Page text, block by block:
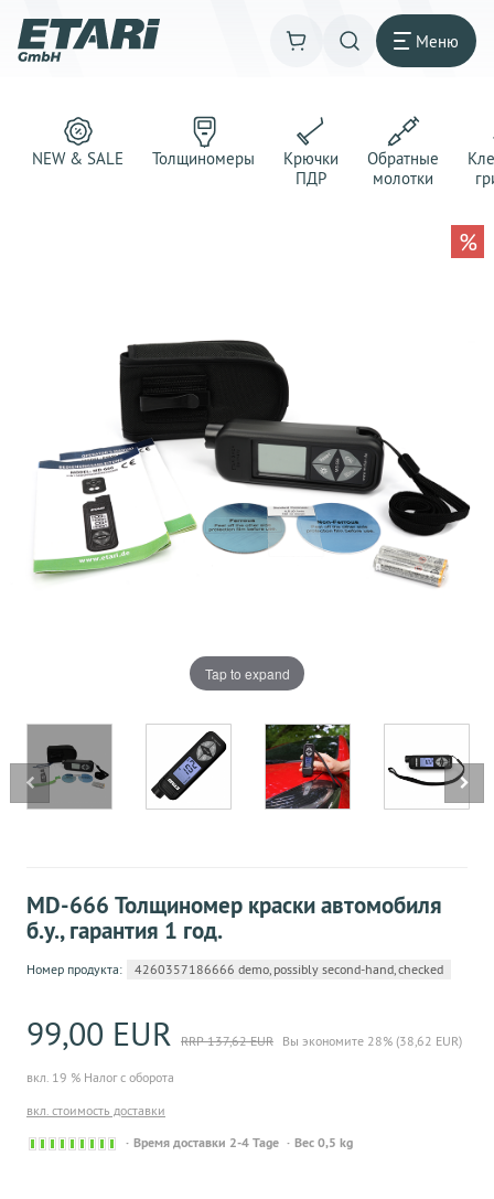
Меню
NEW & SALE Толщиномеры
Крючки
ПДР
Обратные
молотки
Tap to expand
%
MD-666 Толщиномер краски автомобиля
б.у., гарантия 1 год.
Номер продукта: 4260357186666 demo, possibly second-hand, checked
99,00 EUR RRP 137,62 EUR Вы экономите 28% (38,62 EUR)
вкл. 19 % Налог с оборота
вкл. стоимость доставки
Sofort
Время доставки 2-4 Tage Вес 0,5 kg